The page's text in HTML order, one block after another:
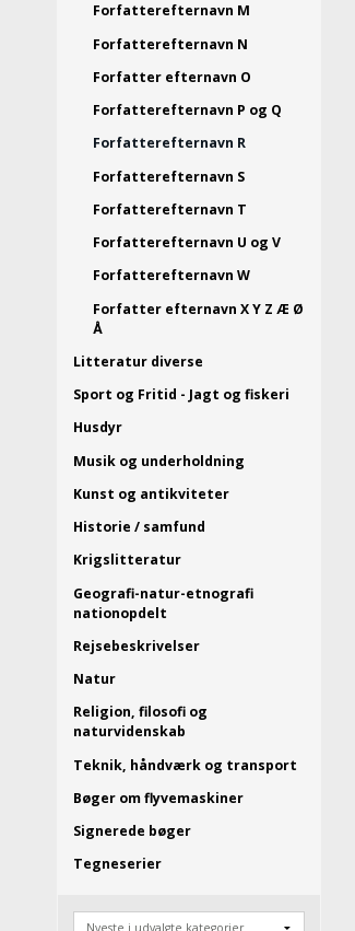
Forfatterefternavn M
Forfatterefternavn N
Forfatter efternavn O
Forfatterefternavn P og Q
Forfatterefternavn R
Forfatterefternavn S
Forfatterefternavn T
Forfatterefternavn U og V
Forfatterefternavn W
Forfatter efternavn X Y Z Æ Ø
Å
Litteratur diverse
Sport og Fritid - Jagt og fiskeri
Husdyr
Musik og underholdning
Kunst og antikviteter
Historie / samfund
Krigslitteratur
Geografi-natur-etnografi
nationopdelt
Rejsebeskrivelser
Natur
Religion, filosofi og
naturvidenskab
Teknik, håndværk og transport
Bøger om flyvemaskiner
Signerede bøger
Tegneserier